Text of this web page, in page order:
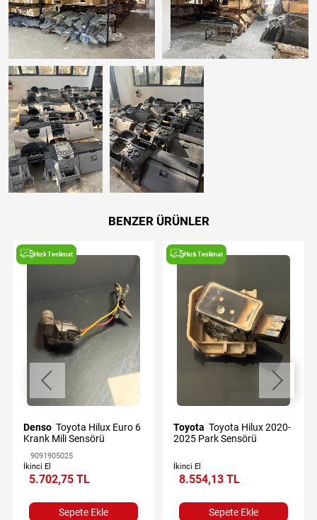
BENZER ÜRÜNLER
Hızlı Teslimat
Denso Toyota Hilux Euro 6
Krank Mili Sensörü
9091905025
İkinci El
5.702,75 TL
Sepete Ekle
Hızlı Teslimat
Toyota
2025 Park Sensörü
İkinci El
8.554,13 TL
Sepete Ekle